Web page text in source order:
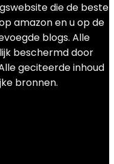
die de beste
amazon en u op de
blogs. Alle
beschermd door
geciteerde inhoud
bronnen.